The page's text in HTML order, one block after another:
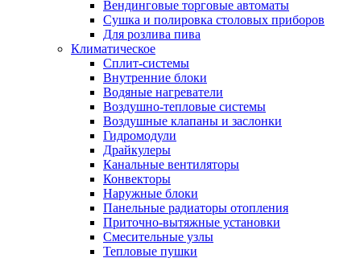
Вендинговые торговые автоматы
Сушка и полировка столовых приборов
Для розлива пива
Климатическое
Сплит-системы
Внутренние блоки
Водяные нагреватели
Воздушно-тепловые системы
Воздушные клапаны и заслонки
Гидромодули
Драйкулеры
Канальные вентиляторы
Конвекторы
Наружные блоки
Панельные радиаторы отопления
Приточно-вытяжные установки
Смесительные узлы
Тепловые пушки